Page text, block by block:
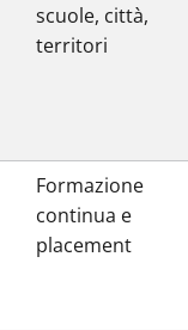
scuole, città,
territori
Formazione
continua e
placement